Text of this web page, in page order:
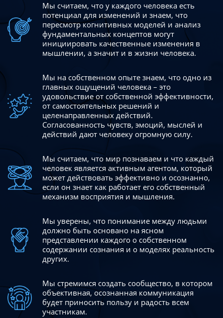
Мы считаем, что у каждого человека есть
потенциал для изменений и знаем, что
пересмотр когнитивных моделей и анализ
фундаментальных концептов могут
инициировать качественные изменения в
мышлении, а значит и в жизни человека.
Мы на собственном опыте знаем, что одно из
главных ощущений человека – это
удовольствие от собственной эффективности,
от самостоятельных решений и
целенаправленных действий.
Согласованность чувств, эмоций, мыслей и
действий дают человеку огромную силу.
Мы считаем, что мир познаваем и что каждый
человек является активным агентом, который
может действовать эффективно и осознанно,
если он знает как работает его собственный
механизм восприятия и мышления.
Мы уверены, что понимание между людьми
должно быть основано на ясном
представлении каждого о собственном
содержании сознания и о моделях реальность
других.
Мы стремимся создать сообщество, в котором
объективная, осознанная коммуникация
будет приносить пользу и радость всем
участникам.